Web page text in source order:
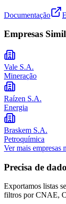
Documentação
Empresas
Vale S.A.
Mineração
Raízen S.A.
Energia
Braskem S.A.
Petroquímica
Ver mais empresas
Precisa de
Exportamos listas
filtros por CNAE,